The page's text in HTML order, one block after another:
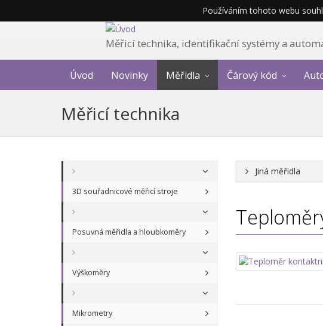
Používáním tohoto webu
Měřicí technika, identifikační systémy a
Úvod Novinky Měřidla Čárový kód
Měřicí technika
3D souřadnicové měřicí stroje
Posuvná měřidla a hloubkoměry
Výškoměry
Mikrometry
Jiná měřidla